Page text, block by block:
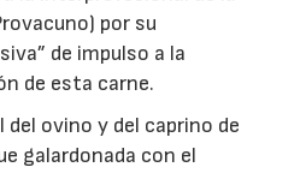
por su
de impulso a la
de esta carne.
ovino y del caprino de
galardonada con el